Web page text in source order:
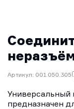
Артикул: 001.050.305
Универсальный
предназначен